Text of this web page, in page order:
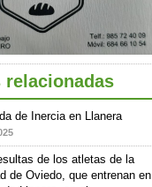
relacionadas
de Inercia en Llanera
de los atletas de la
de Oviedo, que entrenan en